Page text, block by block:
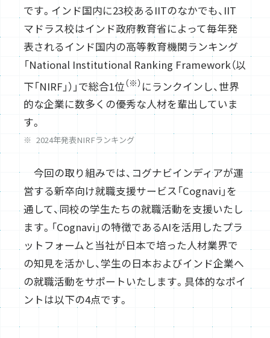
です。インド国内に23校あるIITのなかでも、IIT
マドラス校はインド政府教育省によって毎年発
表されるインド国内の高等教育機関ランキング
「National Institutional Ranking Framework（以
下「NIRF」）」で総合1位（※） にランクインし、世界
的な企業に数多くの優秀な人材を輩出していま
す。
2024年発表NIRFランキング
今回の取り組みでは、コグナビインディアが運
営する新卒向け就職支援サービス「Cognavi」を
通して、同校の学生たちの就職活動を支援いたし
ます。「Cognavi」の特徴であるAIを活用したプラ
ットフォームと当社が日本で培った人材業界で
の知見を活かし、学生の日本およびインド企業へ
の就職活動をサポートいたします。具体的なポイ
ントは以下の4点です。